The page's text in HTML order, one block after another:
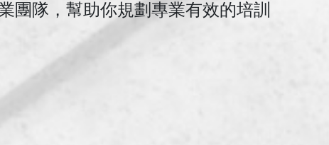
團隊，幫助你規劃專業有效的培訓